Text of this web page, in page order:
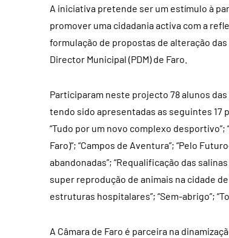
A iniciativa pretende ser um estímulo à
promover uma cidadania activa com a
formulação de propostas de alteração
Director Municipal (PDM) de Faro.
Participaram neste projecto 78 alunos das
tendo sido apresentadas as seguintes 17
“Tudo por um novo complexo desportivo”;
Faro)”; “Campos de Aventura”; “Pelo
abandonadas”; “Requalificação das
super reprodução de animais na cidade de
estruturas hospitalares”; “Sem-abrigo”;
A Câmara de Faro é parceira na